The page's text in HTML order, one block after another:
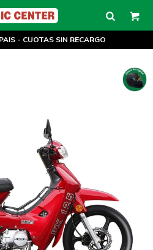
- CUOTAS SIN RECARGO